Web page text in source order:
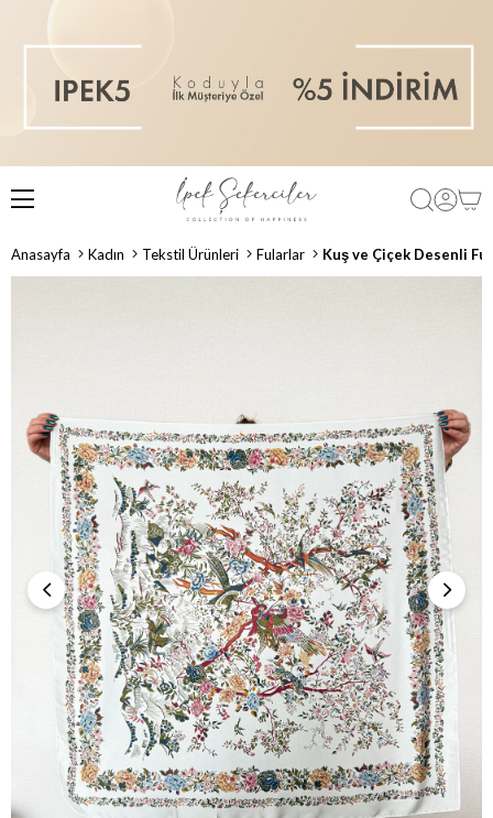
Anasayfa Kadın Tekstil Ürünleri Fularlar Kuş ve Çiçek Desenli